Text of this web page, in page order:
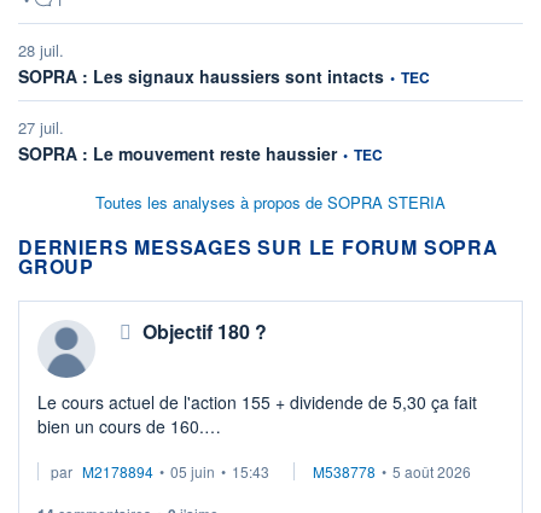
28 juil.
SOPRA : Les signaux haussiers sont intacts information fournie par
• TEC
27 juil.
SOPRA : Le mouvement reste haussierinformation fournie par
• TEC
Toutes les analyses à propos de SOPRA STERIA
DERNIERS MESSAGES SUR LE FORUM SOPRA
GROUP
Objectif 180 ?
Le cours actuel de l'action 155 + dividende de 5,30 ça fait
bien un cours de 160.
Qu'en pensez-vous ?
par M2178894 • 05 juin • 15:43 M538778 • 5 août 2026